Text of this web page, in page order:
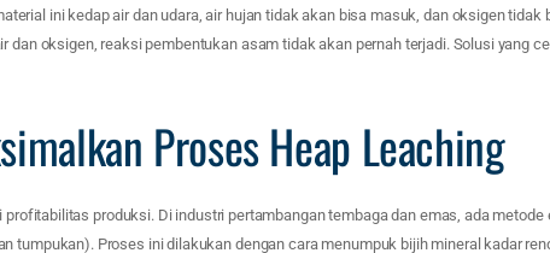
ini kedap air dan udara, air hujan tidak akan bisa masuk, dan oksigen tidak
dan oksigen, reaksi pembentukan asam tidak akan pernah terjadi. Solusi yang
Proses Heap Leaching
profitabilitas produksi. Di industri pertambangan tembaga dan emas, ada
tumpukan). Proses ini dilakukan dengan cara menumpuk bijih mineral kadar